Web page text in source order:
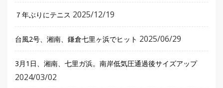
７年ぶりにテニス 2025/12/19
台風2号、湘南、鎌倉七里ヶ浜でヒット 2025/06/29
3月1日、湘南、七里ガ浜。南岸低気圧通過後サイズアップ
2024/03/02